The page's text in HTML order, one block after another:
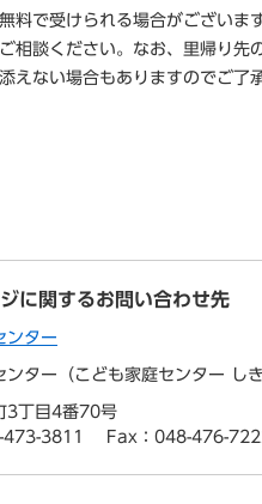
料で受けられる場合がございま
相談ください。なお、里帰り先
えない場合もありますのでご了
に関するお問い合わせ先
ンター
ンター（こども家庭センター しき
3丁目4番70号
3811
Fax：048-476-